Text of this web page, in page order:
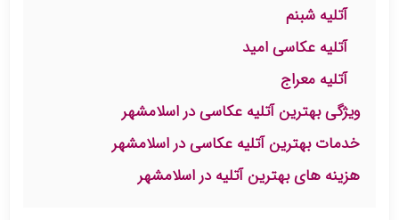
آتلیه شبنم
آتلیه عکاسی امید
آتلیه معراج
ویژگی بهترین آتلیه عکاسی در اسلامشهر
خدمات بهترین آتلیه عکاسی در اسلامشهر
هزینه‌ های بهترین آتلیه در اسلامشهر